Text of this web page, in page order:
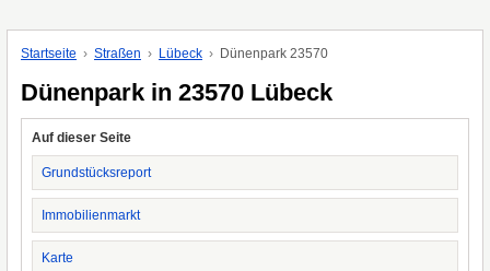
Startseite Straßen Lübeck Dünenpark 23570
Dünenpark in 23570 Lübeck
Auf dieser Seite
Grundstücksreport
Immobilienmarkt
Karte